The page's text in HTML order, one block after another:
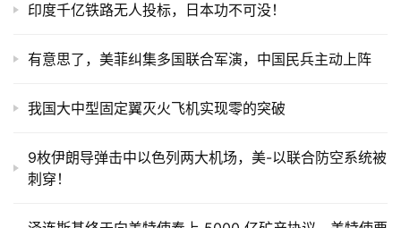
印度千亿铁路无人投标，日本功不可没！
有意思了，美菲纠集多国联合军演，中国民兵主动上阵
我国大中型固定翼灭火飞机实现零的突破
9枚伊朗导弹击中以色列两大机场，美-以联合防空系统被
刺穿！